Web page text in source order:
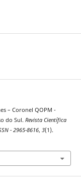
– Coronel QOPM -
do Sul. Revista Científica
- 2965-8616, 3(1).